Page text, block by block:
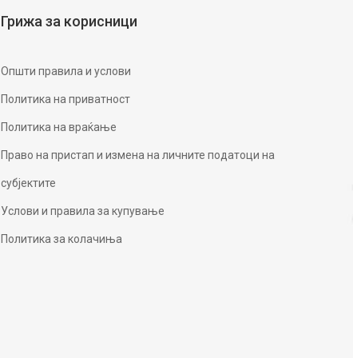
Грижа за корисници
Општи правила и услови
Политика на приватност
Политика на враќање
Право на пристап и измена на личните податоци на
субјектите
Услови и правила за купување
Политика за колачиња